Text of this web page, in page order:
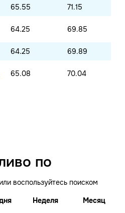
65.55 71.15
64.25 69.85
64.25 69.89
65.08 70.04
по
воспользуйтесь поиском
Неделя Месяц